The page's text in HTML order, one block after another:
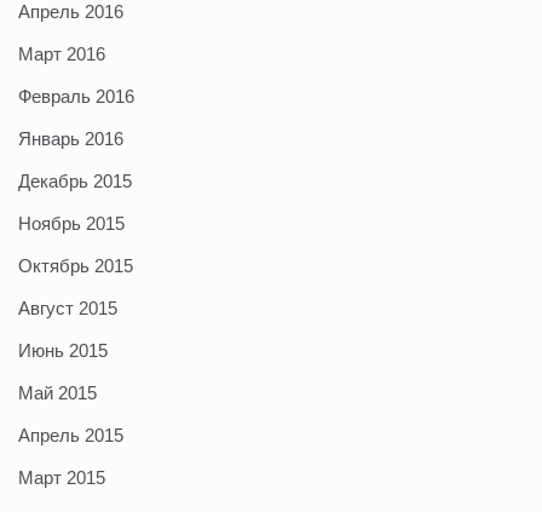
Апрель 2016
Март 2016
Февраль 2016
Январь 2016
Декабрь 2015
Ноябрь 2015
Октябрь 2015
Август 2015
Июнь 2015
Май 2015
Апрель 2015
Март 2015